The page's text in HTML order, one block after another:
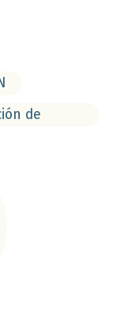
de